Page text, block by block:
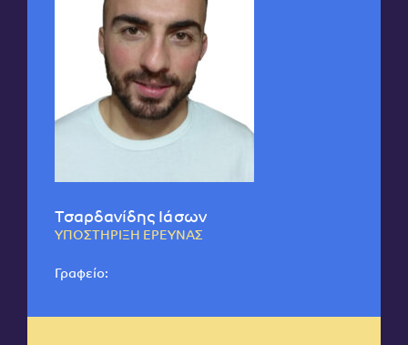
Τσαρδανίδης Ιάσων
ΥΠΟΣΤΗΡΙΞΗ ΕΡΕΥΝΑΣ
Γραφείο: